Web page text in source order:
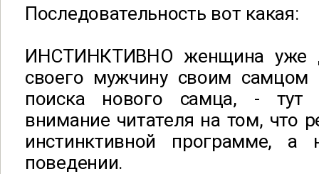
Последовательность вот какая:
ИНСТИНКТИВНО женщина уже
своего мужчину своим самцом
поиска нового самца, - тут
внимание читателя на том, что
инстинктивной программе, а
поведении.